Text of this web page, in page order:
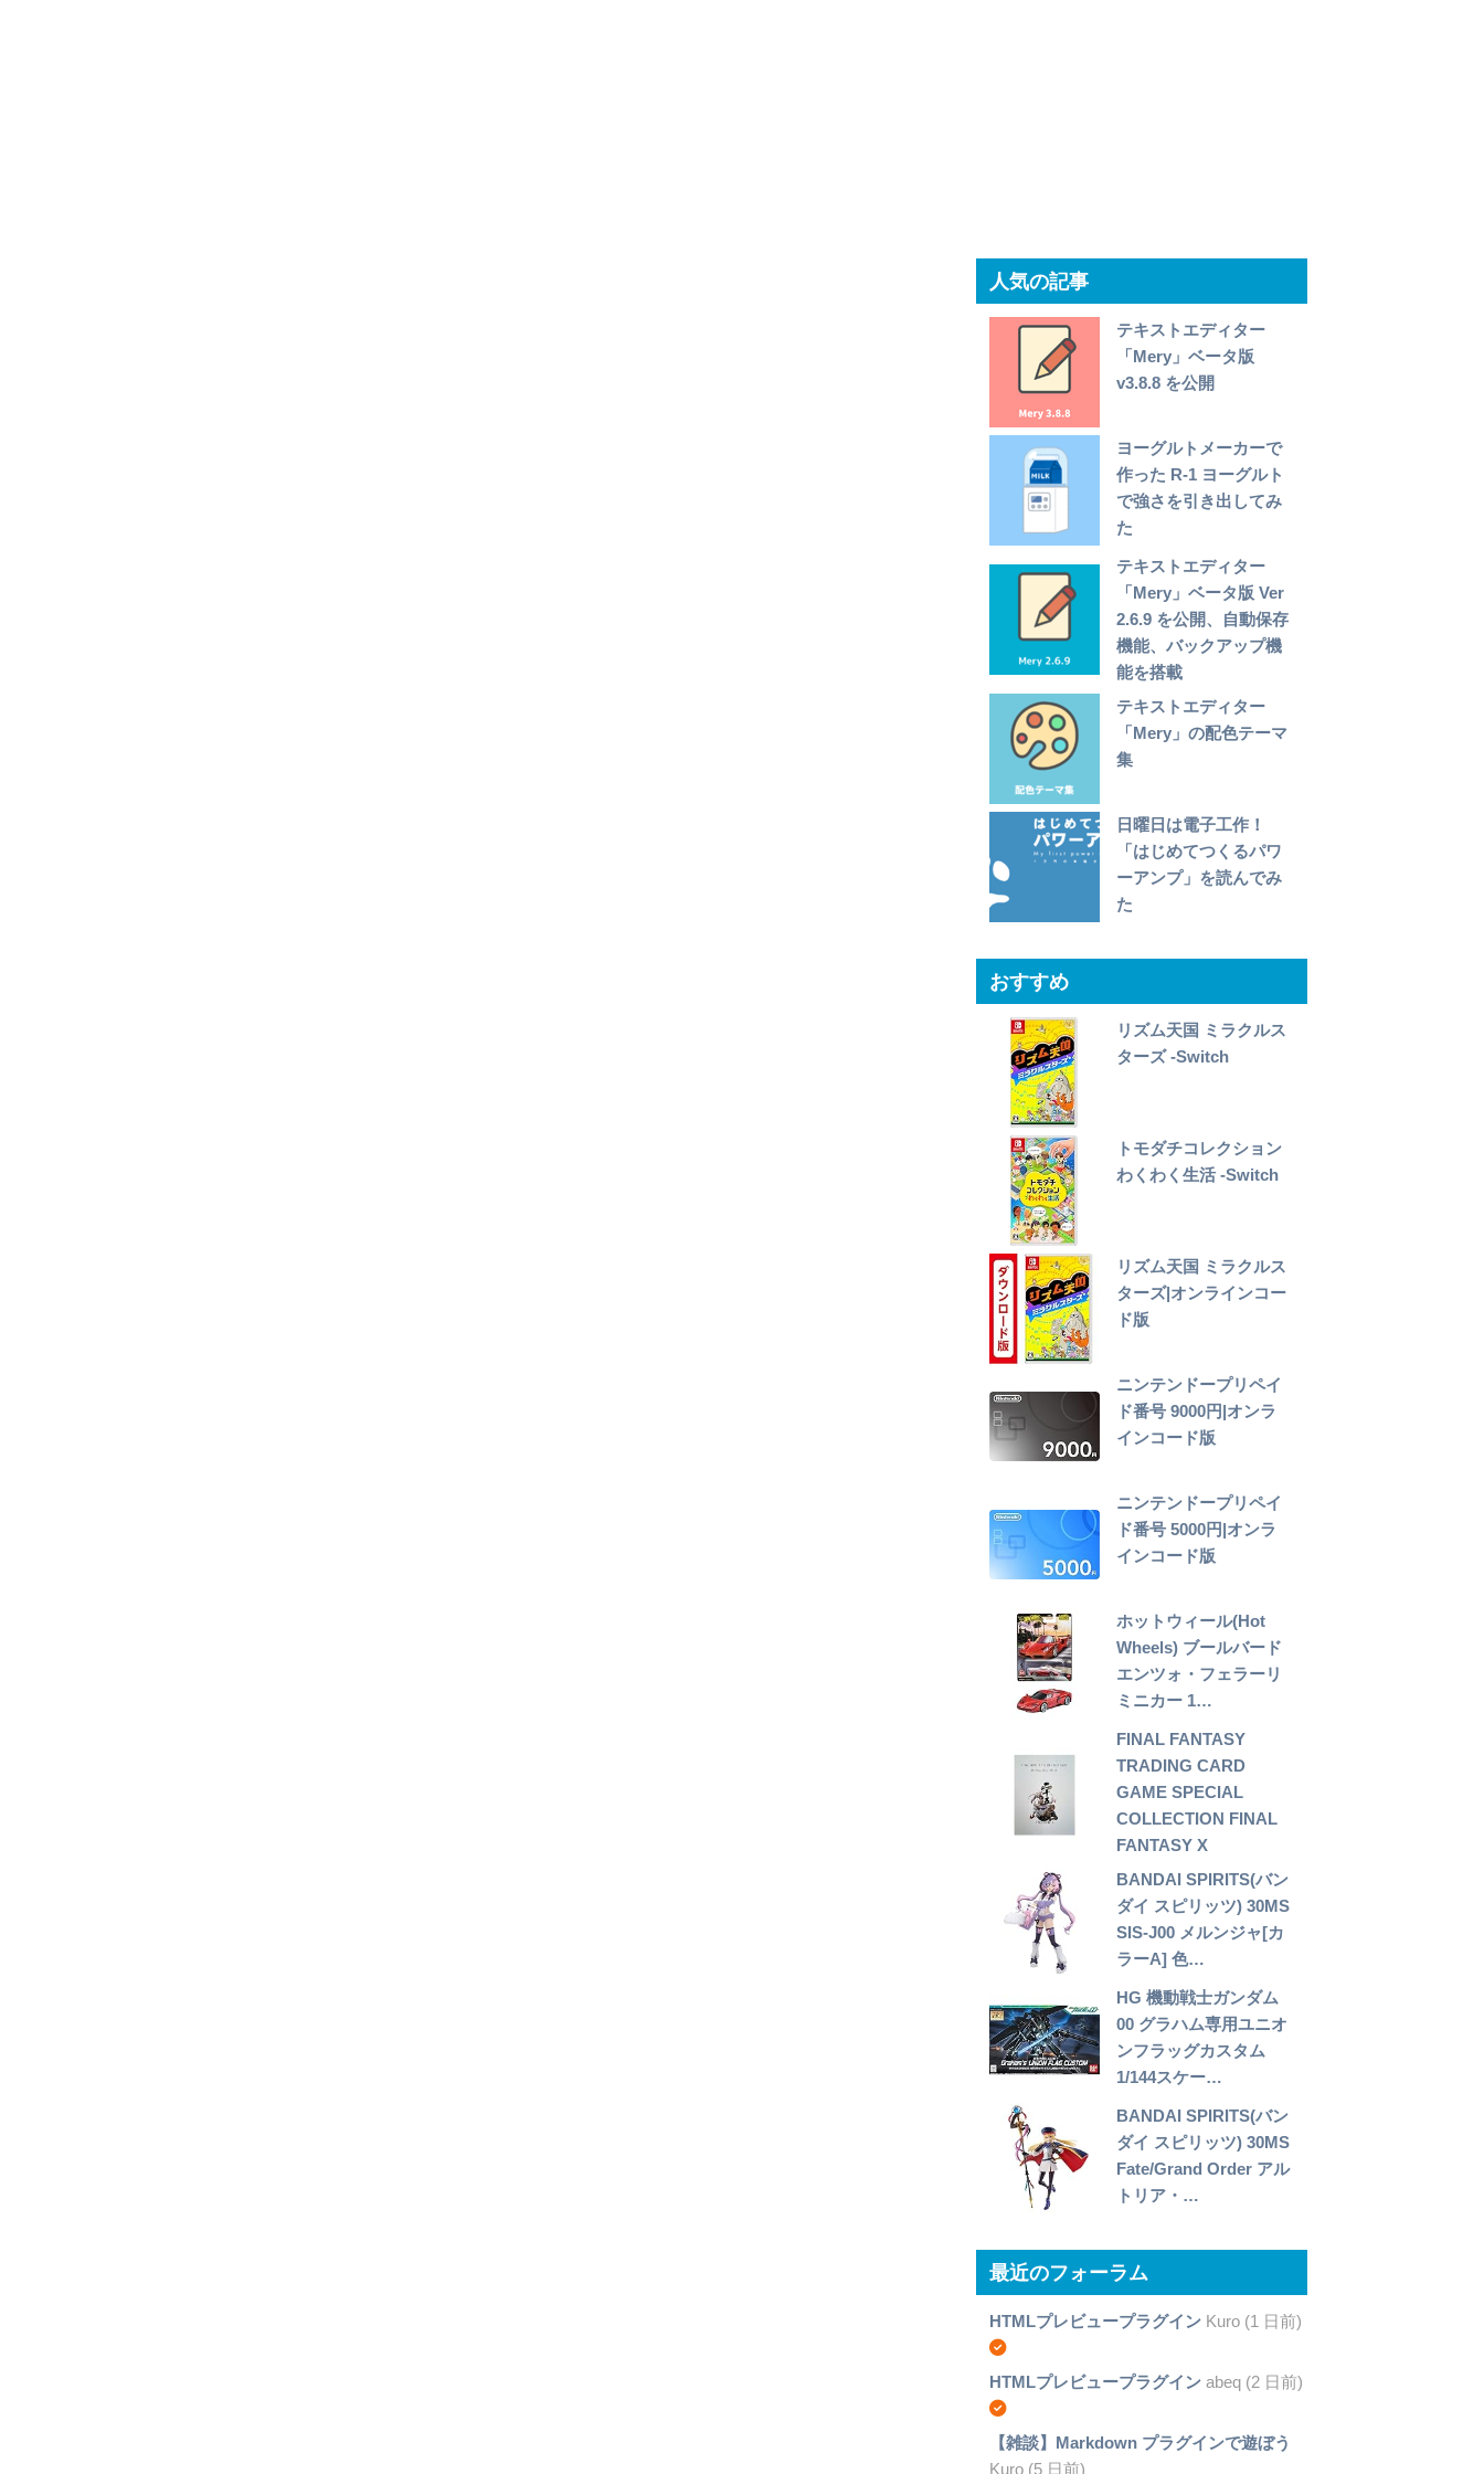
人気の記事
テキストエディター
「Mery」ベータ版
v3.8.8 を公開
ヨーグルトメーカーで
作った R-1 ヨーグルト
で強さを引き出してみ
た
テキストエディター
「Mery」ベータ版 Ver
2.6.9 を公開、自動保存
機能、バックアップ機
能を搭載
テキストエディター
「Mery」の配色テーマ
集
日曜日は電子工作！
「はじめてつくるパワ
ーアンプ」を読んでみ
た
おすすめ
リズム天国 ミラクルス
ターズ -Switch
トモダチコレクション
わくわく生活 -Switch
リズム天国 ミラクルス
ターズ|オンラインコー
ド版
ニンテンドープリペイ
ド番号 9000円|オンラ
インコード版
ニンテンドープリペイ
ド番号 5000円|オンラ
インコード版
ホットウィール(Hot
Wheels) ブールバード
エンツォ・フェラーリ
ミニカー 1…
FINAL FANTASY
TRADING CARD
GAME SPECIAL
COLLECTION FINAL
FANTASY X
BANDAI SPIRITS(バン
ダイ スピリッツ) 30MS
SIS-J00 メルンジャ[カ
ラーA] 色…
HG 機動戦士ガンダム
00 グラハム専用ユニオ
ンフラッグカスタム
1/144スケー…
BANDAI SPIRITS(バン
ダイ スピリッツ) 30MS
Fate/Grand Order アル
トリア・…
最近のフォーラム
HTMLプレビュープラグインKuro (1 日前)
HTMLプレビュープラグインabeq (2 日前)
【雑談】Markdown プラグインで遊ぼう
Kuro (5 日前)